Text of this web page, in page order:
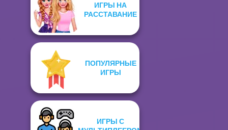
ИГРЫ НА
РАССТАВАНИЕ
ПОПУЛЯРНЫЕ
ИГРЫ
ИГРЫ С